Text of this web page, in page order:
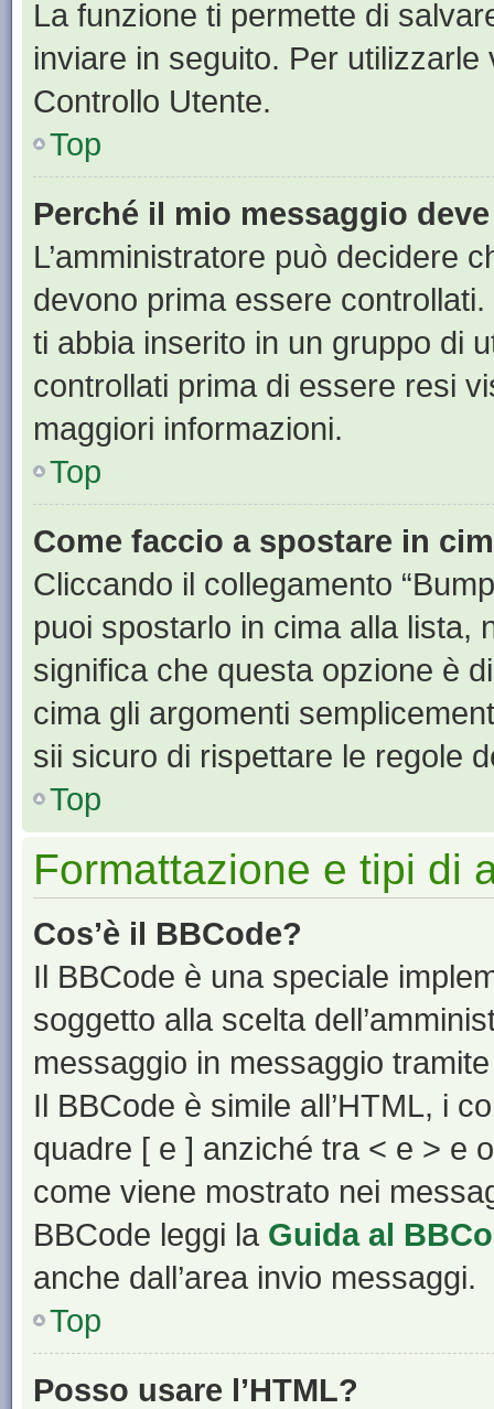
La funzione ti permette di
inviare in seguito. Per utilizzarle
Controllo Utente.
Top
Perché il mio messaggio
L’amministratore può decidere
devono prima essere
ti abbia inserito in un gruppo di
controllati prima di essere resi
maggiori informazioni.
Top
Come faccio a spostare in
Cliccando il collegamento
puoi spostarlo in cima alla lista,
significa che questa opzione è
cima gli argomenti
sii sicuro di rispettare le regole
Top
Formattazione e tipi di
Cos’è il BBCode?
Il BBCode è una speciale
soggetto alla scelta
messaggio in messaggio
Il BBCode è simile all’HTML, i
quadre [ e ] anziché tra < e > e
come viene mostrato nei
BBCode leggi la Guida al
anche dall’area invio messaggi.
Top
Posso usare l’HTML?